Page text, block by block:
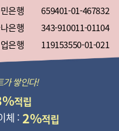
은행
659401-01-467832
은행
343-910011-01104
은행 119153550-01-021
가 쌓인다!
적립
체 : 2%적립